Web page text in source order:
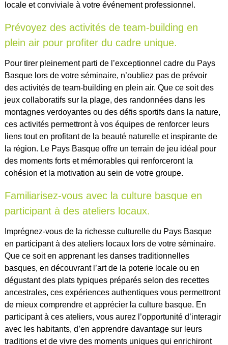
locale et conviviale à votre événement professionnel.
Prévoyez des activités de team-building en
plein air pour profiter du cadre unique.
Pour tirer pleinement parti de l’exceptionnel cadre du Pays
Basque lors de votre séminaire, n’oubliez pas de prévoir
des activités de team-building en plein air. Que ce soit des
jeux collaboratifs sur la plage, des randonnées dans les
montagnes verdoyantes ou des défis sportifs dans la nature,
ces activités permettront à vos équipes de renforcer leurs
liens tout en profitant de la beauté naturelle et inspirante de
la région. Le Pays Basque offre un terrain de jeu idéal pour
des moments forts et mémorables qui renforceront la
cohésion et la motivation au sein de votre groupe.
Familiarisez-vous avec la culture basque en
participant à des ateliers locaux.
Imprégnez-vous de la richesse culturelle du Pays Basque
en participant à des ateliers locaux lors de votre séminaire.
Que ce soit en apprenant les danses traditionnelles
basques, en découvrant l’art de la poterie locale ou en
dégustant des plats typiques préparés selon des recettes
ancestrales, ces expériences authentiques vous permettront
de mieux comprendre et apprécier la culture basque. En
participant à ces ateliers, vous aurez l’opportunité d’interagir
avec les habitants, d’en apprendre davantage sur leurs
traditions et de vivre des moments uniques qui enrichiront